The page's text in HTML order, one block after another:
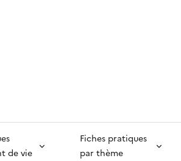
de vie
Fiches pratiques
par thème